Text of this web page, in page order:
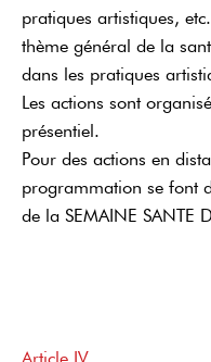
pratiques artistiques,
thème général de la
dans les pratiques
Les actions sont
présentiel.
Pour des actions en
programmation se font
de la SEMAINE SANTE
Article IV